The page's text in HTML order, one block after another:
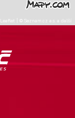
Leaflet ©Seznam.cz a.s. a další